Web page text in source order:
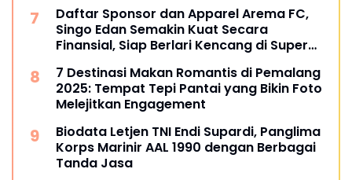
Daftar Sponsor dan Apparel Arema FC,
Singo Edan Semakin Kuat Secara
Finansial, Siap Berlari Kencang di Super
7 Destinasi Makan Romantis di Pemalang
2025: Tempat Tepi Pantai yang Bikin Foto
Melejitkan Engagement
Biodata Letjen TNI Endi Supardi, Panglima
Korps Marinir AAL 1990 dengan Berbagai
Tanda Jasa